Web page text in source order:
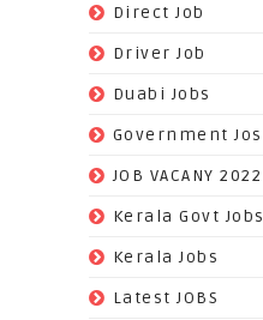
Direct Job
Driver Job
Duabi Jobs
Government Jos
JOB VACANY 2022
Kerala Govt Jobs
Kerala Jobs
Latest JOBS